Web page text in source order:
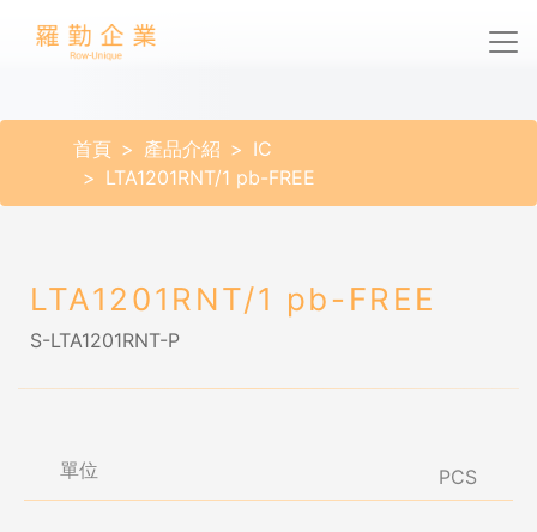
首頁 產品介紹
IC
LTA1201RNT/1 pb-FREE
LTA1201RNT/1 pb-FREE
S-LTA1201RNT-P
單位 PCS